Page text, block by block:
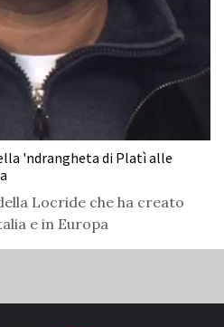
'ndrangheta di Platì alle
Locride che ha creato
e in Europa